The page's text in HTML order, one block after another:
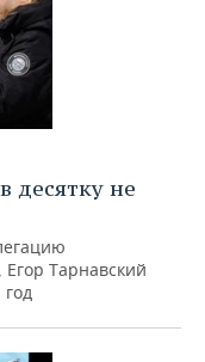
десятку не
Тарнавский